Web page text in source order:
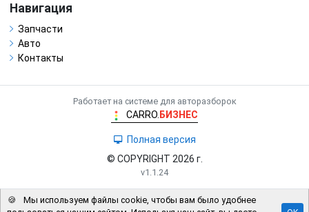
Навигация
Запчасти
Авто
Контакты
Работает на системе для авторазборок
CARRO. БИЗНЕС
Полная версия
© COPYRIGHT 2026 г.
v1.1.24
🍪
Мы используем файлы cookie, чтобы вам было удобнее